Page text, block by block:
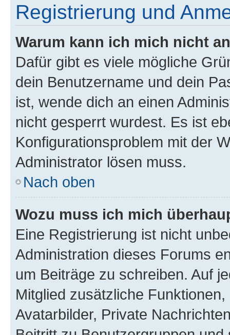
Registrierung und
Warum kann ich mich nicht
Dafür gibt es viele mögliche
dein Benutzername und dein
ist, wende dich an einen
nicht gesperrt wurdest. Es ist
Konfigurationsproblem mit der
Administrator lösen muss.
Nach oben
Wozu muss ich mich
Eine Registrierung ist nicht
Administration dieses Forums
um Beiträge zu schreiben. Auf
Mitglied zusätzliche
Avatarbilder, Private